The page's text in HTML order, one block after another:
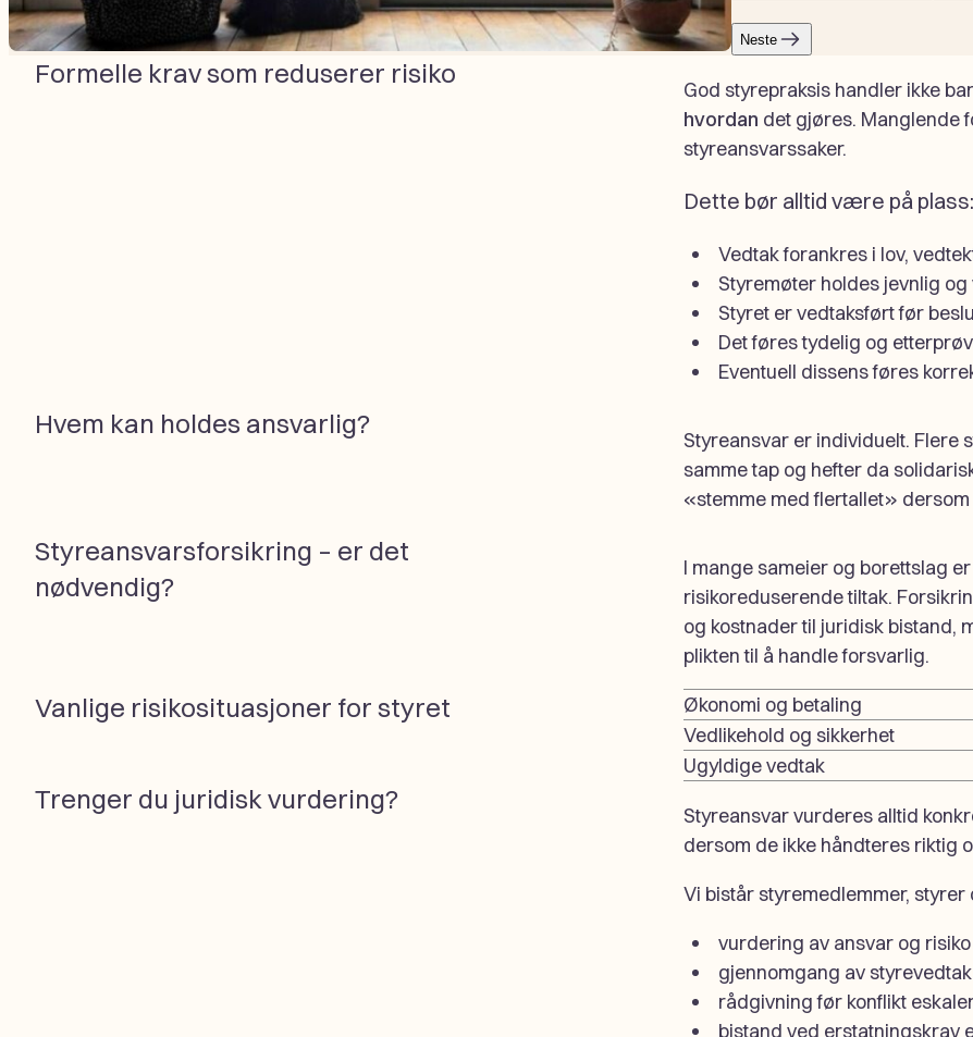
Neste
Formelle krav som reduserer risiko
God styrepraksis handler ikke
hvordan det gjøres. Manglende
styreansvarssaker.
Dette bør alltid være på plass:
Vedtak forankres i lov,
Styremøter holdes jevnlig og
Styret er vedtaksført før
Det føres tydelig og
Eventuell dissens føres
Hvem kan holdes ansvarlig?
Styreansvar er individuelt. Flere
samme tap og hefter da
«stemme med flertallet»
Styreansvarsforsikring – er det
nødvendig?
I mange sameier og borettslag
risikoreduserende tiltak.
og kostnader til juridisk bistand,
plikten til å handle forsvarlig.
Vanlige risikosituasjoner for styret
Økonomi og betaling
Vedlikehold og sikkerhet
Ugyldige vedtak
Trenger du juridisk vurdering?
Styreansvar vurderes alltid
dersom de ikke håndteres riktig
Vi bistår styremedlemmer, styrer
vurdering av ansvar og risiko
gjennomgang av
rådgivning før konflikt
bistand ved erstatningskrav